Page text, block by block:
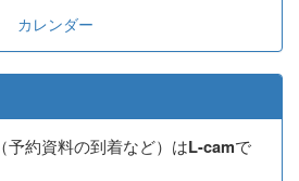
カレンダー
予約資料の到着など）はL-camで